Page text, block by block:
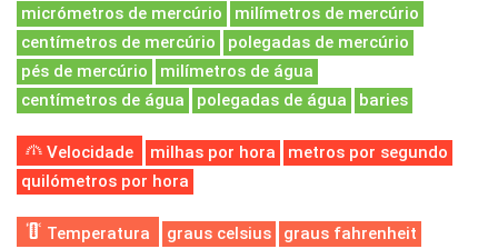
micrómetros de mercúrio
milímetros de mercúrio
centímetros de mercúrio
polegadas de mercúrio
pés de mercúrio
milímetros de água
centímetros de água
polegadas de água baries
Velocidade milhas por hora
metros por segundo
quilómetros por hora
Temperatura graus celsius
graus fahrenheit